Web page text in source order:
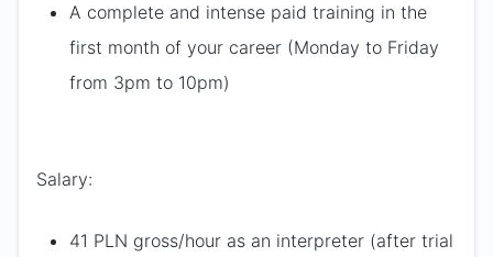
A complete and intense paid training in the
first month of your career (Monday to Friday
from 3pm to 10pm)
Salary:
41 PLN gross/hour as an interpreter (after trial